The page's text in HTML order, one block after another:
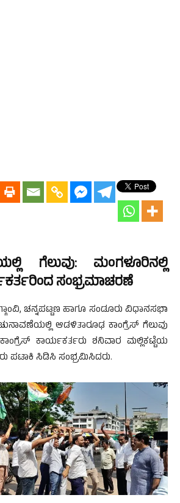
ಗೆಲುವು: ಮಂಗಳೂರಿನಲ್ಲಿ
ಸಂಭ್ರಮಾಚರಣೆ
ಚನ್ನಪಟ್ಟಣ ಹಾಗೂ ಸಂಡೂರು ವಿಧಾನಸಭಾ
ಆಡಳಿತಾರೂಢ ಕಾಂಗ್ರೆಸ್ ಗೆಲುವು
ಕಾರ್ಯಕರ್ತರು ಶನಿವಾರ ಮಲ್ಲಿಕಟ್ಟೆಯ
ಪಟಾಕಿ ಸಿಡಿಸಿ ಸಂಭ್ರಮಿಸಿದರು.